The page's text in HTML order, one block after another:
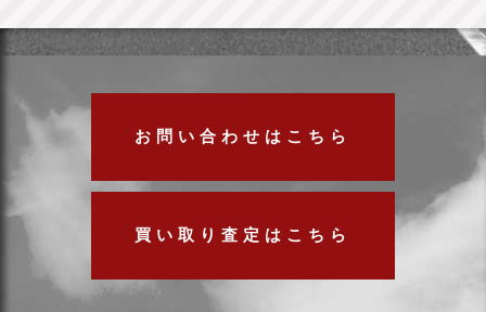
お問い合わせはこちら
買い取り査定はこちら